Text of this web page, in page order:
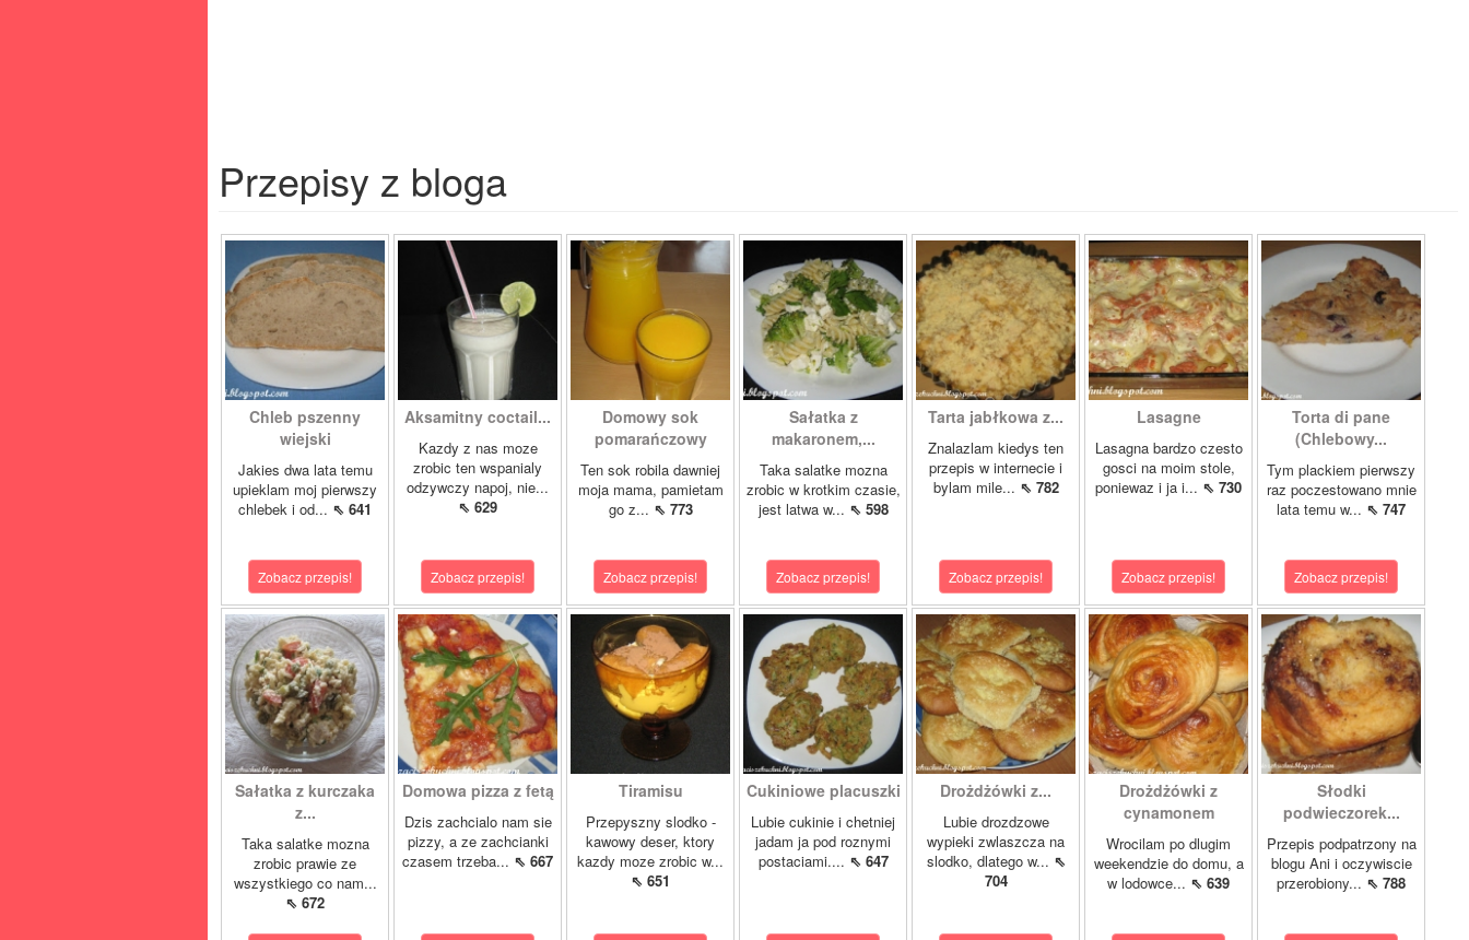
Przepisy z bloga
Chleb pszenny
wiejski
Jakies dwa lata temu
upieklam moj pierwszy
chlebek i od... ⇖ 641
Zobacz przepis!
Aksamitny coctail...
Kazdy z nas moze
zrobic ten wspanialy
odzywczy napoj, nie...
⇖ 629
Zobacz przepis!
Domowy sok
pomarańczowy
Ten sok robila dawniej
moja mama, pamietam
go z... ⇖ 773
Zobacz przepis!
Sałatka z
makaronem,...
Taka salatke mozna
zrobic w krotkim czasie,
jest latwa w... ⇖ 598
Zobacz przepis!
Tarta jabłkowa z...
Znalazlam kiedys ten
przepis w internecie i
bylam mile... ⇖ 782
Zobacz przepis!
Lasagne
Lasagna bardzo czesto
gosci na moim stole,
poniewaz i ja i... ⇖ 730
Zobacz przepis!
Torta di pane
(Chlebowy...
Tym plackiem pierwszy
raz poczestowano mnie
lata temu w... ⇖ 747
Zobacz przepis!
Sałatka z kurczaka
z...
Taka salatke mozna
zrobic prawie ze
wszystkiego co nam...
⇖ 672
Domowa pizza z fetą
Dzis zachcialo nam sie
pizzy, a ze zachcianki
czasem trzeba... ⇖ 667
Tiramisu
Przepyszny slodko -
kawowy deser, ktory
kazdy moze zrobic w...
⇖ 651
Cukiniowe placuszki
Lubie cukinie i chetniej
jadam ja pod roznymi
postaciami.... ⇖ 647
Drożdżówki z...
Lubie drozdzowe
wypieki zwlaszcza na
slodko, dlatego w... ⇖
704
Drożdżówki z
cynamonem
Wrocilam po dlugim
weekendzie do domu, a
w lodowce... ⇖ 639
Słodki
podwieczorek...
Przepis podpatrzony na
blogu Ani i oczywiscie
przerobiony... ⇖ 788